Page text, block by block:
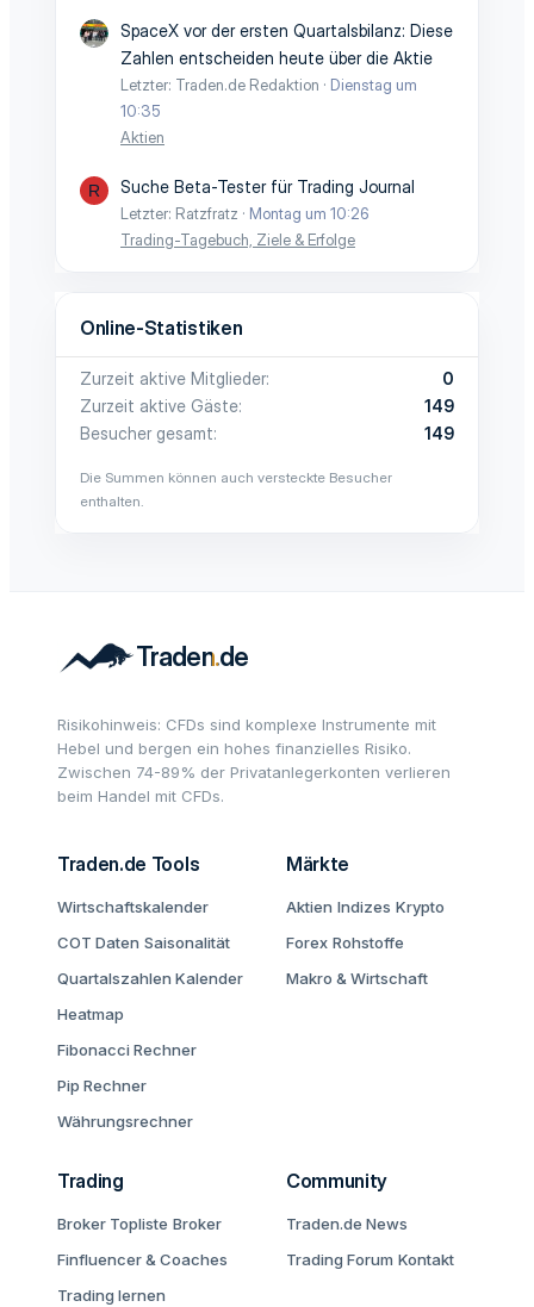
SpaceX vor der ersten Quartalsbilanz: Diese
Zahlen entscheiden heute über die Aktie
Letzter: Traden.de Redaktion
Dienstag um
10:35
Aktien
R Suche Beta-Tester für Trading Journal
Letzter: Ratzfratz
Montag um 10:26
Trading-Tagebuch, Ziele & Erfolge
Online-Statistiken
Zurzeit aktive Mitglieder
0
Zurzeit aktive Gäste
149
Besucher gesamt
149
Die Summen können auch versteckte Besucher
enthalten.
Risikohinweis: CFDs sind komplexe Instrumente mit
Hebel und bergen ein hohes finanzielles Risiko.
Zwischen 74-89% der Privatanlegerkonten verlieren
beim Handel mit CFDs.
Traden.de Tools
Wirtschaftskalender
COT Daten Saisonalität
Quartalszahlen Kalender
Heatmap
Fibonacci Rechner
Pip Rechner
Währungsrechner
Märkte
Aktien Indizes Krypto
Forex Rohstoffe
Makro & Wirtschaft
Trading
Broker Topliste Broker
Finfluencer & Coaches
Trading lernen
Community
Traden.de News
Trading Forum Kontakt